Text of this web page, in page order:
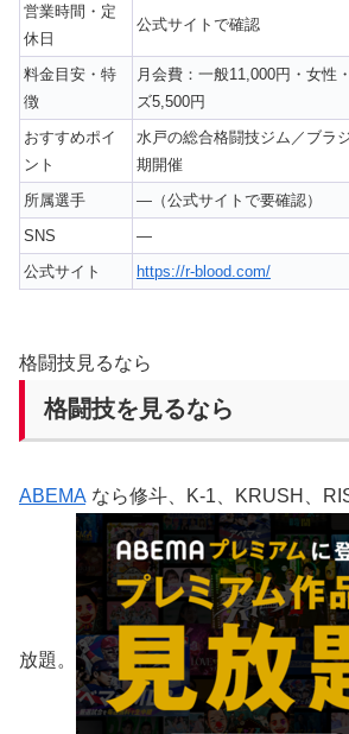
営業時間・定
休日
公式サイトで確認
料金目安・特
徴
月会費：一般11,000円・女性
ズ5,500円
おすすめポイ
ント
水戸の総合格闘技ジム／ブラ
期開催
所属選手
—（公式サイトで要確認）
SNS
—
公式サイト
https://r-blood.com/
格闘技見るなら
格闘技を見るなら
ABEMA なら修斗、K-1、KRUSH、
放題。